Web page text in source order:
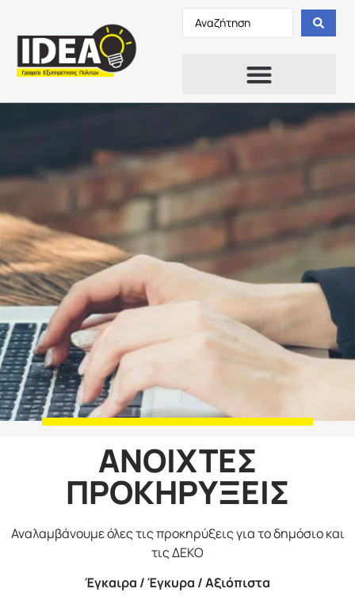
ΑΝΟΙΧΤΕΣ
ΠΡΟΚΗΡΥΞΕΙΣ
Αναλαμβάνουμε όλες τις προκηρύξεις για το δημόσιο και
τις ΔΕΚΟ
Έγκαιρα / Έγκυρα / Αξιόπιστα